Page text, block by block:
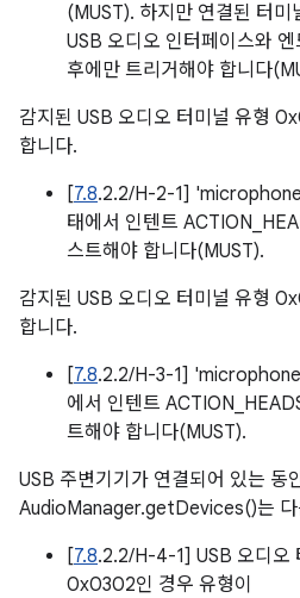
(MUST). 하지만 연결된 터
USB 오디오 인터페이스와
후에만 트리거해야 합니다
감지된 USB 오디오 터미널 유형
합니다.
[7.8.2.2/H-2-1]
태에서 인텐트
스트해야 합니다(MUST).
감지된 USB 오디오 터미널 유형
합니다.
[7.8.2.2/H-3-1]
에서 인텐트
트해야 합니다(MUST).
USB 주변기기가 연결되어 있는 동
AudioManager.getDevices()는 다
[7.8.2.2/H-4-1] USB 오디오
0x0302인 경우 유형이